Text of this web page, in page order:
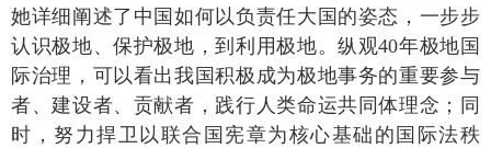
她详细阐述了中国如何以负责任大国的姿态，一步步
认识极地、保护极地，到利用极地。纵观40年极地国
际治理，可以看出我国积极成为极地事务的重要参与
者、建设者、贡献者，践行人类命运共同体理念；同
时，努力捍卫以联合国宪章为核心基础的国际法秩